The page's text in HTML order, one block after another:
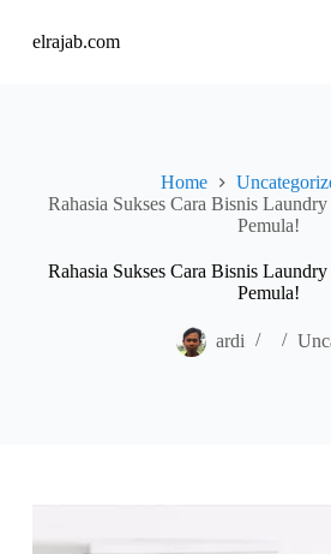
kelrajab.com
Home
Rahasia Sukses Cara Bisnis
Pemula!
Rahasia Sukses Cara Bisnis
Pemula!
ardi